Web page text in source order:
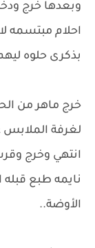
وبعدها خرج
احلام مبتسمه
بذكرى حلوه
خرج ماهر من
لغرفة
انتهي وخرج
نايمه طبع قبله
الأوضة..